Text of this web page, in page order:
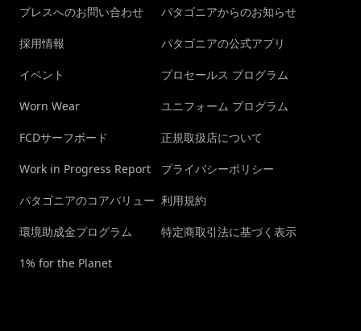
プレスへのお問い合わせ
採用情報
イベント
Worn Wear
FCDサーフボード
Work in Progress Report
パタゴニアのコアバリュー
環境助成金プログラム
1% for the Planet
パタゴニアからのお知らせ
パタゴニアの公式アプリ
プロセールス プログラム
ユニフォーム プログラム
正規取扱店について
プライバシーポリシー
利用規約
特定商取引法に基づく表示